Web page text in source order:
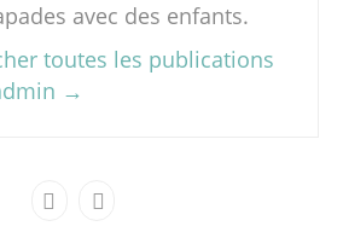
avec des enfants.
toutes les publications
→